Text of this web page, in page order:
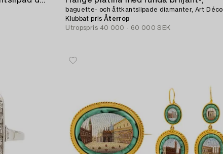
baguette- och åttkantslipade diamanter, Art Déco.
Klubbat prisÅterrop
Utropspris 40 000 - 60 000 SEK